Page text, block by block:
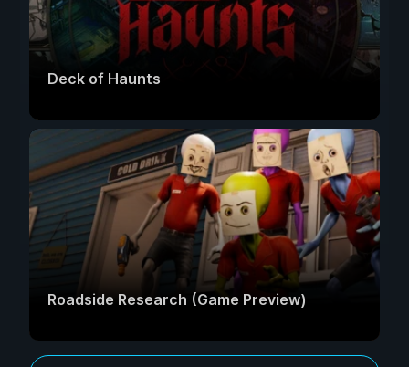
Deck of Haunts
Roadside Research (Game Preview)